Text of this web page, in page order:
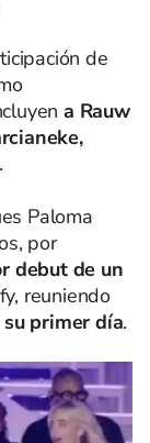
de
a Rauw
.
Paloma
por
debut de un
reuniendo
primer día.